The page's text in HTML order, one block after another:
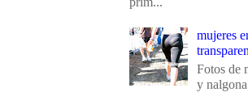
mujeres
Fotos de
y